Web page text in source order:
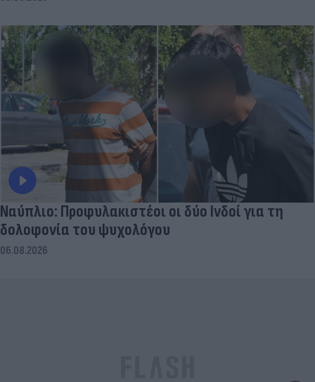
Ναύπλιο: Προφυλακιστέοι οι δύο Ινδοί για τη
δολοφονία του ψυχολόγου
06.08.2026